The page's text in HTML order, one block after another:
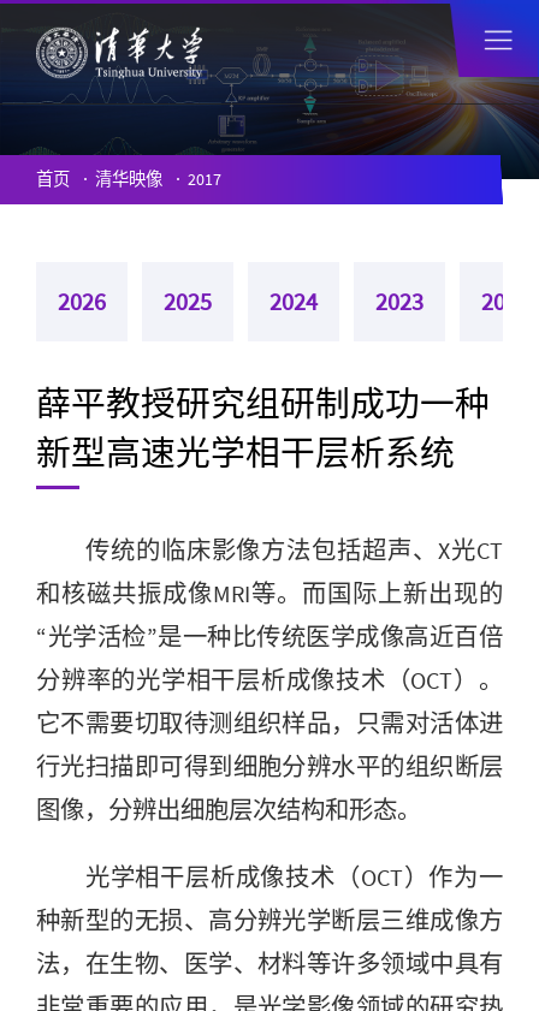
薛平教授研究组研制成功一种
新型高速光学相干层析系统
首页 清华映像 2017
2026 2025 2024 2023 2022
传统的临床影像方法包括超声、X光CT
和核磁共振成像MRI等。而国际上新出现的
“光学活检”是一种比传统医学成像高近百倍
分辨率的光学相干层析成像技术（OCT）。
它不需要切取待测组织样品，只需对活体进
行光扫描即可得到细胞分辨水平的组织断层
图像，分辨出细胞层次结构和形态。
光学相干层析成像技术（OCT）作为一
种新型的无损、高分辨光学断层三维成像方
法，在生物、医学、材料等许多领域中具有